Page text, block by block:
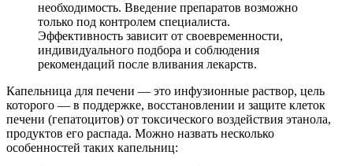
необходимость. Введение препаратов возможно
только под контролем специалиста.
Эффективность зависит от своевременности,
индивидуального подбора и соблюдения
рекомендаций после вливания лекарств.
Капельница для печени — это инфузионные раствор, цель
которого — в поддержке, восстановлении и защите клеток
печени (гепатоцитов) от токсического воздействия этанола,
продуктов его распада. Можно назвать несколько
особенностей таких капельниц: